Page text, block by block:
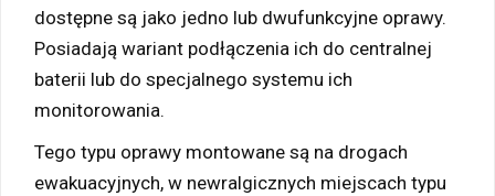
dostępne są jako jedno lub dwufunkcyjne oprawy.
Posiadają wariant podłączenia ich do centralnej
baterii lub do specjalnego systemu ich
monitorowania.
Tego typu oprawy montowane są na drogach
ewakuacyjnych, w newralgicznych miejscach typu